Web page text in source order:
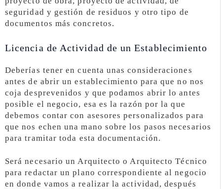
seguridad y gestión de residuos y otro tipo de
documentos más concretos.
Licencia de Actividad de un Establecimiento
Deberías tener en cuenta unas consideraciones
antes de abrir un establecimiento para que no nos
coja desprevenidos y que podamos abrir lo antes
posible el negocio, esa es la razón por la que
debemos contar con asesores personalizados para
que nos echen una mano sobre los pasos necesarios
para tramitar toda esta documentación.
Será necesario un Arquitecto o Arquitecto Técnico
para redactar un plano correspondiente al negocio
en donde vamos a realizar la actividad, después